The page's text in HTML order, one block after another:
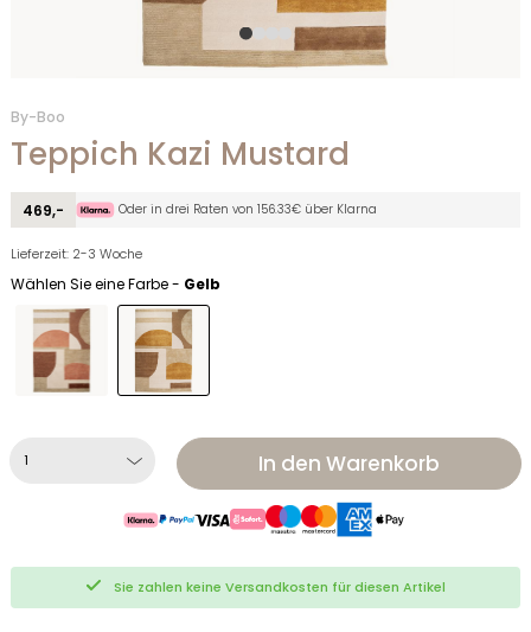
By-Boo
Teppich Kazi Mustard
469,- Oder in drei Raten von 156.33€ über Klarna
Lieferzeit: 2-3 Woche
Wählen Sie eine Farbe - Gelb
In den Warenkorb
Sie zahlen keine Versandkosten für diesen Artikel